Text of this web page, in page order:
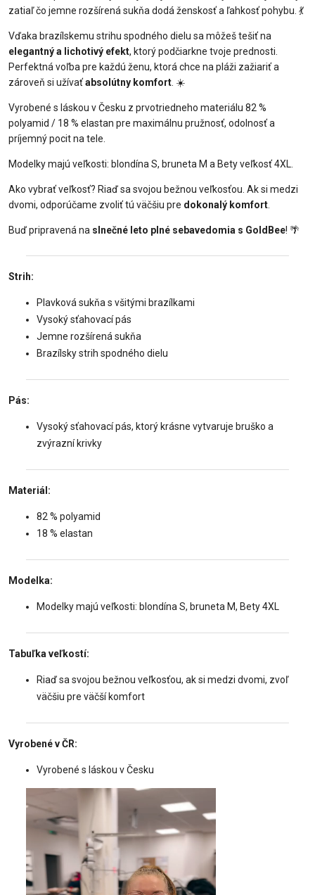
zatiaľ čo jemne rozšírená sukňa dodá ženskosť a ľahkosť pohybu. 💃
Vďaka brazílskemu strihu spodného dielu sa môžeš tešiť na
elegantný a lichotivý efekt, ktorý podčiarkne tvoje prednosti.
Perfektná voľba pre každú ženu, ktorá chce na pláži zažiariť a
zároveň si užívaťabsolútny komfort . ☀️
Vyrobené s láskou v Česku z prvotriedneho materiálu 82 %
polyamid / 18 % elastan pre maximálnu pružnosť, odolnosť a
príjemný pocit na tele.
Modelky majú veľkosti: blondína S, bruneta M a Bety veľkosť 4XL.
Ako vybrať veľkosť? Riaď sa svojou bežnou veľkosťou. Ak si medzi
dvomi, odporúčame zvoliť tú väčšiu pre dokonalý komfort
Buď pripravená na slnečné leto plné sebavedomia s GoldBee! 🌴
Strih:
Plavková sukňa s všitými brazílkami
Vysoký sťahovací pás
Jemne rozšírená sukňa
Brazílsky strih spodného dielu
Pás:
Vysoký sťahovací pás, ktorý krásne vytvaruje bruško a
zvýrazní krivky
Materiál:
82 % polyamid
18 % elastan
Modelka:
Modelky majú veľkosti: blondína S, bruneta M, Bety 4XL
Tabuľka veľkostí:
Riaď sa svojou bežnou veľkosťou, ak si medzi dvomi, zvoľ
väčšiu pre väčší komfort
Vyrobené v ČR:
Vyrobené s láskou v Česku